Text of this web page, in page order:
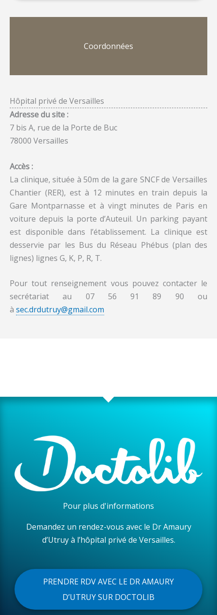
Coordonnées
Hôpital privé de Versailles
Adresse du site :
7 bis A, rue de la Porte de Buc
78000 Versailles
Accès :
La clinique, située à 50m de la gare SNCF de Versailles
Chantier (RER), est à 12 minutes en train depuis la
Gare Montparnasse et à vingt minutes de Paris en
voiture depuis la porte d’Auteuil. Un parking payant
est disponible dans l’établissement. La clinique est
desservie par les Bus du Réseau Phébus (plan des
lignes) lignes G, K, P, R, T.
Pour tout renseignement vous pouvez contacter le
secrétariat au 07 56 91 89 90 ou
à sec.drdutruy@gmail.com
Pour plus d'informations
Demandez un rendez-vous avec le Dr Amaury
d’Utruy à l’hôpital privé de Versailles.
PRENDRE RDV AVEC LE DR AMAURY
D’UTRUY SUR DOCTOLIB